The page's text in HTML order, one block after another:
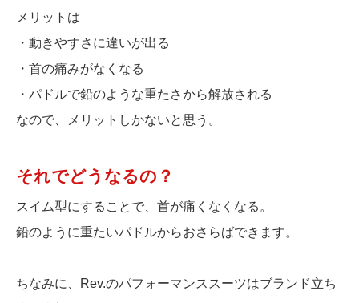
メリットは
・動きやすさに違いが出る
・首の痛みがなくなる
・パドルで鉛のような重たさから解放される
なので、メリットしかないと思う。
それでどうなるの？
スイム型にすることで、首が痛くなくなる。
鉛のように重たいパドルからおさらばできます。
ちなみに、Rev.のパフォーマンススーツはブランド立ち